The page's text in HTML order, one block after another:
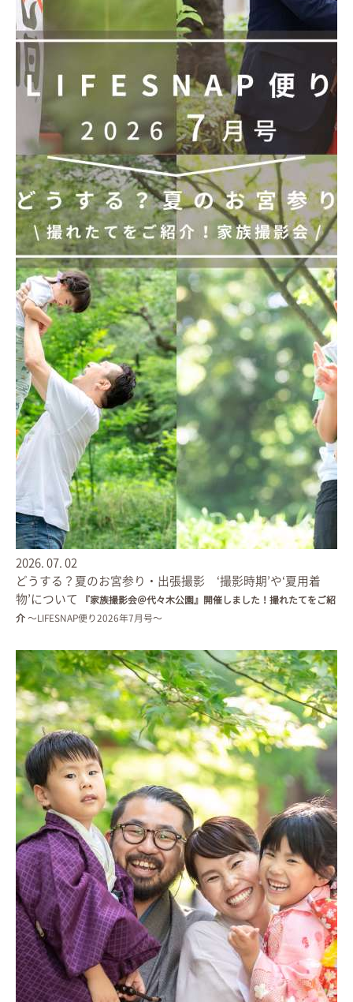
「子供と毎日のように見ております。
とても丁寧に作ってくださったのが伝わる、
素敵なブックに感動しています。」
「わたしたち、
こんなに楽しそうだったんですね！笑」
「当日の様子が生き生きと思いだされて、
温かい気持ちになりました。
本人は何より、周りの大人にとって、
忘れられない記念日になりました。」
「水引のかかった素敵な梱包
ありがとうございました。
娘の晴れの姿がギュッと詰まった
とても素敵な仕上がりに感動いたしました。
いつものリラックスした笑顔、
ちょっと緊張した立ち姿、
家族全員での写真、
バランスよく入れて頂いて大変満足しております。
両家の両親もとても喜んでくれました。」
「ただただ、感動しました。
・・・
大きくなってからも、このライフブックを見て、
あたたかい気持ちになったり、
思っています。
ありがとうございました。」
過去の撮影からの
新規作成・増刷ご注文
承ります！
このように感想をいただくと、
私たちが伝えきれていない
ライフブックの価値を
痛感するばかりです。
また、
度々いただいてまいりました
追加注文等のお問い合わせを受け
まだまだ頑張れることがある・・・と
思いを新たにしております。
2026. 07. 02
どうする？夏のお宮参り・出張撮影 ‘撮影時期’や‘夏用着
物’について
『家族撮影会＠代々木公園』開催しました！撮れたてをご紹
介 〜LIFESNAP便り2026年7月号〜